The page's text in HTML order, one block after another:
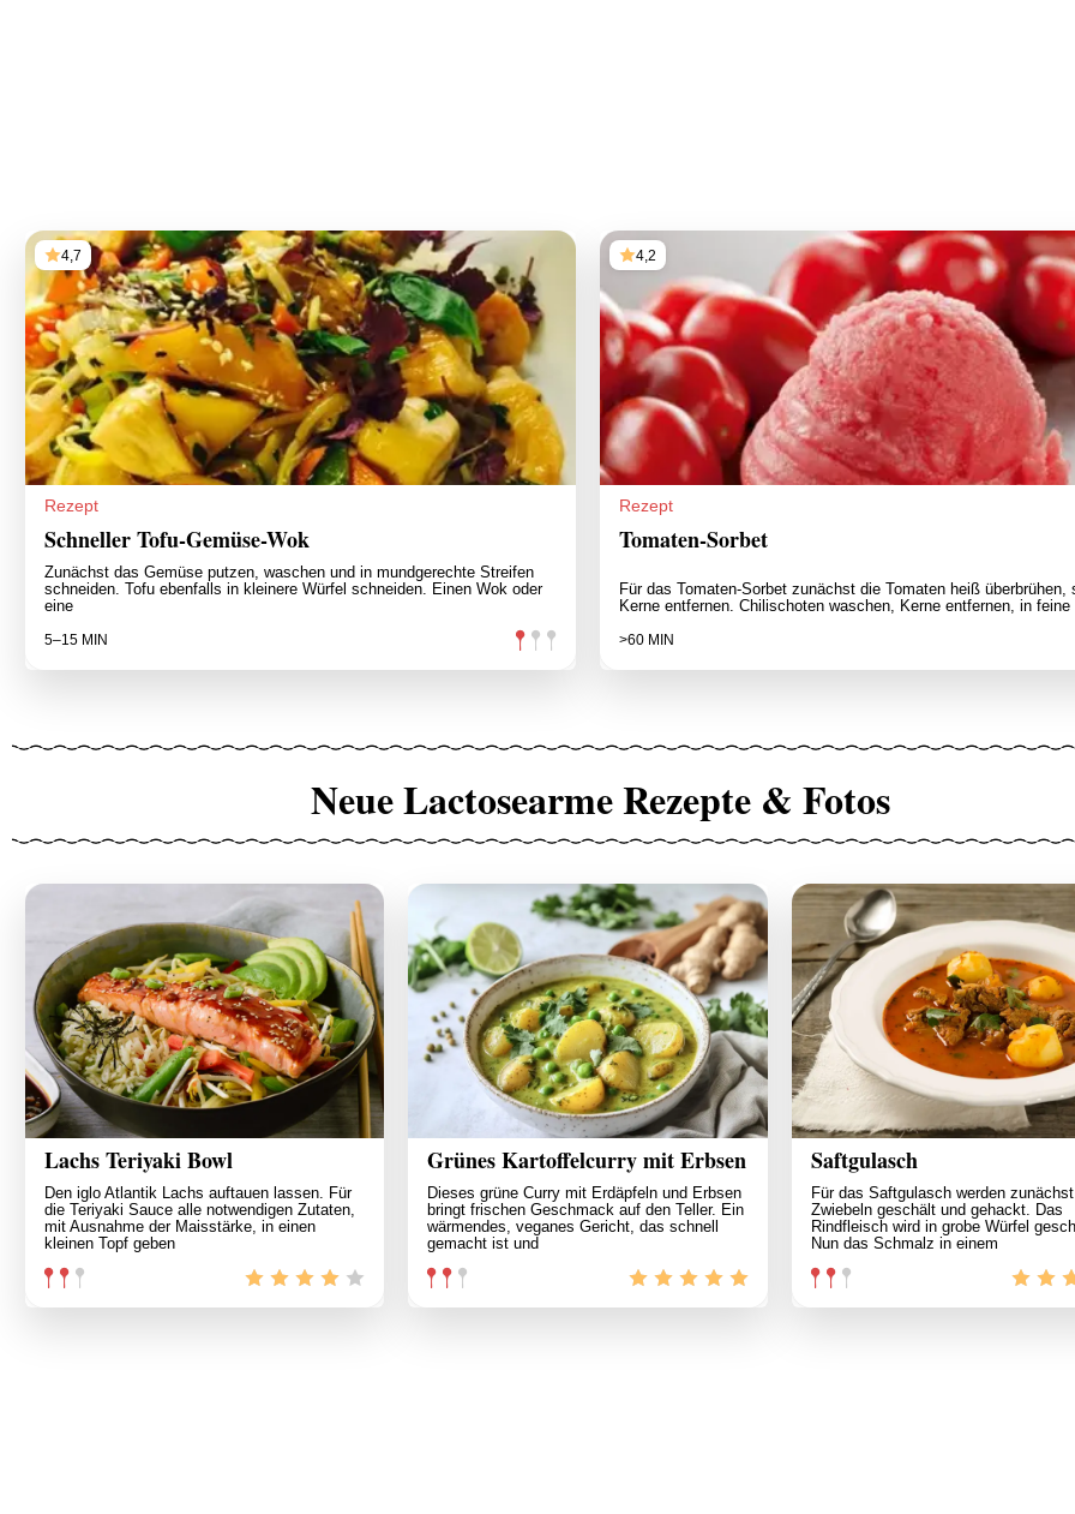
4,7
Rezept
Schneller Tofu-Gemüse-Wok
Zunächst das Gemüse putzen, waschen und in mundgerechte Streifen
schneiden. Tofu ebenfalls in kleinere Würfel schneiden. Einen Wok oder
eine
5–15 MIN
4,2
Rezept
Tomaten-Sorbet
Für das Tomaten-Sorbet zunächst die Tomaten heiß überbrühen,
Kerne entfernen. Chilischoten waschen, Kerne entfernen, in feine
>60 MIN
Neue Lactosearme Rezepte & Fotos
Lachs Teriyaki Bowl
Den iglo Atlantik Lachs auftauen lassen. Für
die Teriyaki Sauce alle notwendigen Zutaten,
mit Ausnahme der Maisstärke, in einen
kleinen Topf geben
Grünes Kartoffelcurry mit Erbsen
Dieses grüne Curry mit Erdäpfeln und Erbsen
bringt frischen Geschmack auf den Teller. Ein
wärmendes, veganes Gericht, das schnell
gemacht ist und
Saftgulasch
Für das Saftgulasch werden
Zwiebeln geschält und gehackt. Das
Rindfleisch wird in grobe Würfel
Nun das Schmalz in einem